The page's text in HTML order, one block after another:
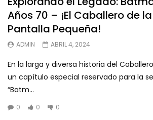
Años 70 – ¡El Caballero de
Pantalla Pequeña!
ADMIN ABRIL 4, 2024
En la larga y diversa historia del
un capítulo especial reservado para la
“Batm...
0 0 0